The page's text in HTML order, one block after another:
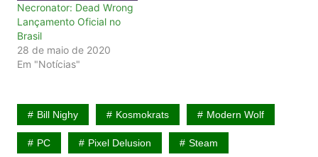
Necronator: Dead Wrong
Lançamento Oficial no
Brasil
28 de maio de 2020
Em "Notícias"
Bill Nighy Kosmokrats Modern Wolf
PC Pixel Delusion Steam